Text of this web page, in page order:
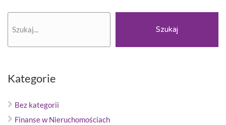
Szukaj
Kategorie
Bez kategorii
Finanse w Nieruchomościach